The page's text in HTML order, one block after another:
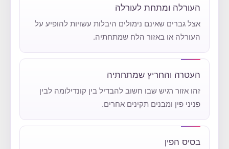
העורלה ומתחת לעורלה
אצל גברים שאינם נימולים היבלות עשויות להופיע על
העורלה או באזור הלח שמתחתיה.
העטרה והחריץ שמתחתיה
זהו אזור רגיש שבו חשוב להבדיל בין קונדילומה לבין
פניני פין ומבנים תקינים אחרים.
בסיס הפין